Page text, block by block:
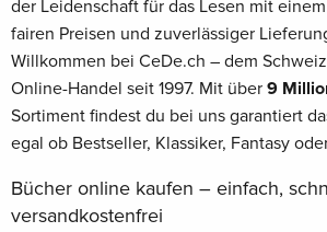
der Leidenschaft für das Lesen mit
fairen Preisen und zuverlässiger
Willkommen bei CeDe.ch – dem
Online-Handel seit 1997. Mit über 9
Sortiment findest du bei uns garantiert
egal ob Bestseller, Klassiker, Fantasy
Bücher online kaufen – einfach,
versandkostenfrei